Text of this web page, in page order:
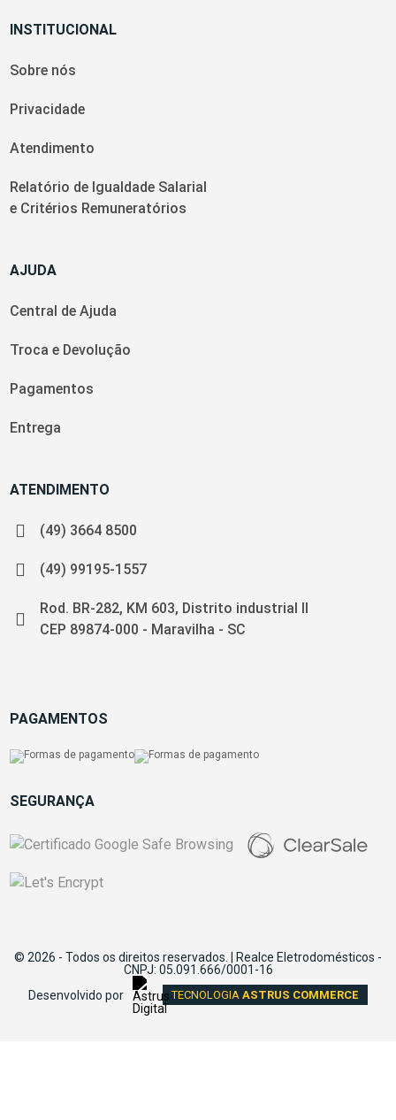
INSTITUCIONAL
Sobre nós
Privacidade
Atendimento
Relatório de Igualdade Salarial
e Critérios Remuneratórios
AJUDA
Central de Ajuda
Troca e Devolução
Pagamentos
Entrega
ATENDIMENTO
(49) 3664 8500
(49) 99195-1557
Rod. BR-282, KM 603, Distrito industrial II
CEP 89874-000 - Maravilha - SC
PAGAMENTOS
SEGURANÇA
© 2026 - Todos os direitos reservados. | Realce Eletrodomésticos -
CNPJ: 05.091.666/0001-16
Desenvolvido por
TECNOLOGIA ASTRUS COMMERCE